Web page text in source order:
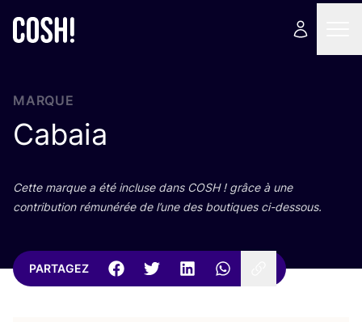
MARQUE
Cabaia
Cette marque a été incluse dans COSH! grâce à une
contri­bu­tion rému­né­rée de l’une des bou­tiques ci-dessous.
PARTAGEZ